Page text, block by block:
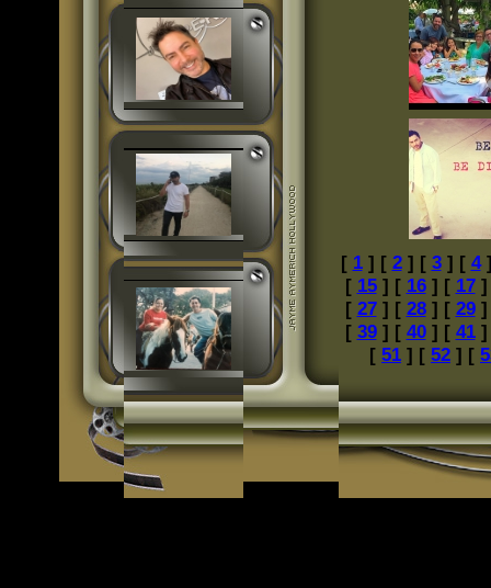
[ 1] [ 2] [ 3] [ 4
[ 15] [ 16] [ 17]
[ 27] [ 28] [ 29]
[ 39] [ 40] [ 41]
[ 51 ] [ 52 ] [